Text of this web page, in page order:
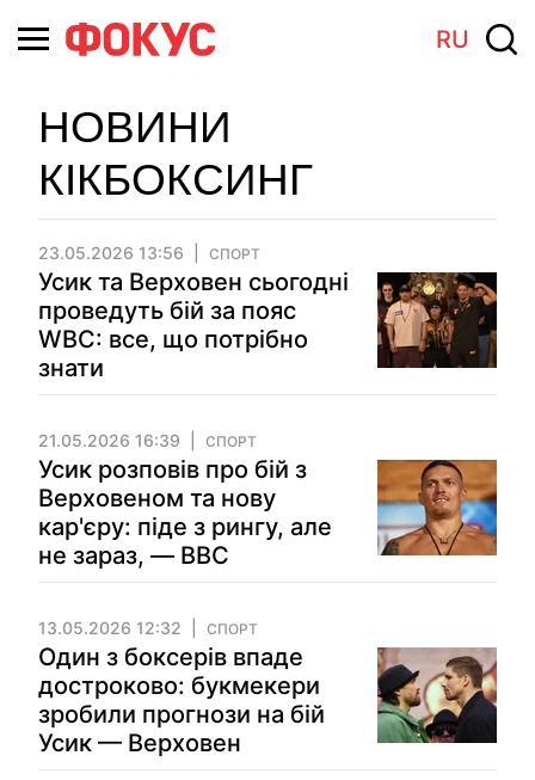
RU
НОВИНИ
КІКБОКСИНГ
23.05.2026 13:56 СПОРТ
Усик та Верховен сьогодні
проведуть бій за пояс
WBC: все, що потрібно
знати
21.05.2026 16:39 СПОРТ
Усик розповів про бій з
Верховеном та нову
кар'єру: піде з рингу, але
не зараз, — BBC
13.05.2026 12:32 СПОРТ
Один з боксерів впаде
достроково: букмекери
зробили прогнози на бій
Усик — Верховен